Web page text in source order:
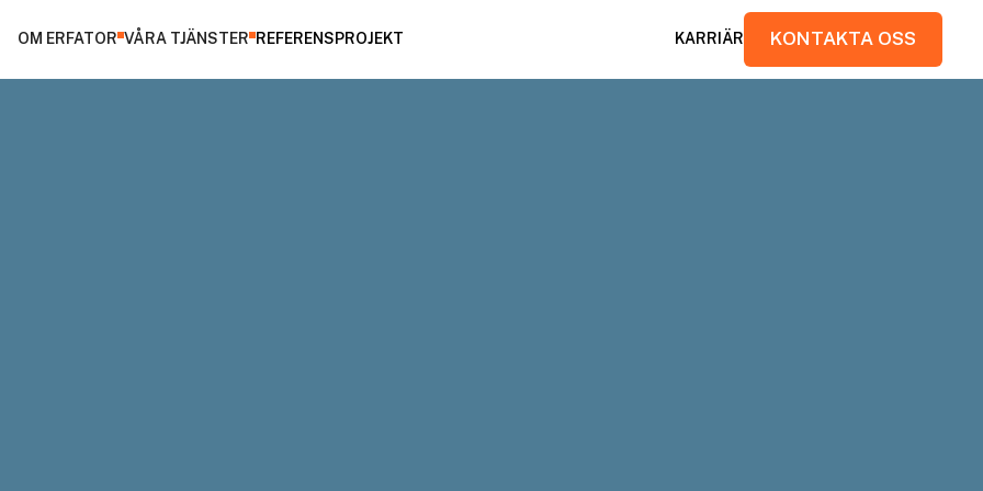
OM ERFATOR VÅRA TJÄNSTER REFERENSPROJEKT KARRIÄR
KONTAKTA OSS
KONTAKTA OSS